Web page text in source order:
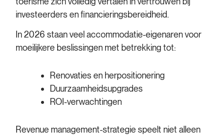
investeerders en financieringsbereidheid.
In 2026 staan veel accommodatie-eigenaren voor
moeilijkere beslissingen met betrekking tot:
Renovaties en herpositionering
Duurzaamheidsupgrades
ROI-verwachtingen
Revenue management-strategie speelt niet alleen